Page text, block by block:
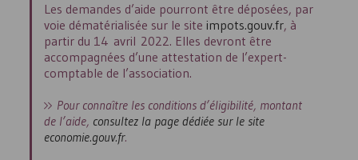
Les demandes d’aide pourront être déposées, par
voie dématérialisée sur le site impots.gouv.fr, à
partir du 14 avril 2022. Elles devront être
accompagnées d’une attestation de l’expert-
comptable de l’association.
Pour connaître les conditions d’éligibilité, montant
de l’aide, consultez la page dédiée sur le site
economie.gouv.fr.